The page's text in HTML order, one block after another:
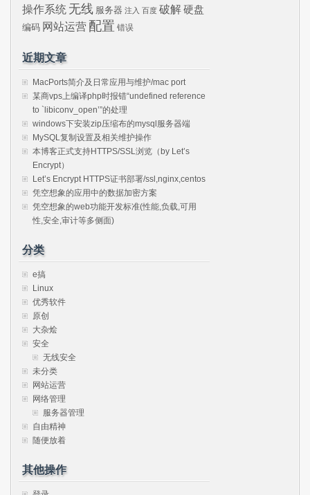
操作系统 无线 服务器 注入 百度 破解硬盘
编码 网站运营 配置 错误
近期文章
MacPorts简介及日常应用与维护/mac port
某商vps上编译php时报错“undefined reference
to `libiconv_open’”的处理
windows下安装zip压缩布的mysql服务器端
MySQL复制设置及相关维护操作
本博客正式支持HTTPS/SSL浏览（by Let’s
Encrypt）
Let’s Encrypt HTTPS证书部署/ssl,nginx,centos
凭空想象的应用中的数据加密方案
凭空想象的web功能开发标准(性能,负载,可用
性,安全,审计等多侧面)
分类
e搞
Linux
优秀软件
原创
大杂烩
安全
无线安全
未分类
网站运营
网络管理
服务器管理
自由精神
随便放着
其他操作